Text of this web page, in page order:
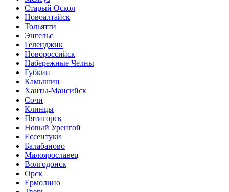
Старый Оскол
Новоалтайск
Тольятти
Энгельс
Геленджик
Новороссийск
Набережные Челны
Губкин
Камышин
Ханты-Мансийск
Сочи
Клинцы
Пятигорск
Новый Уренгой
Ессентуки
Балабаново
Малоярославец
Волгодонск
Орск
Ермолино